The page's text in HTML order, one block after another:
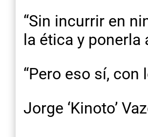
“Sin incurrir en
la ética y
“Pero eso sí, con
Jorge ‘Kinoto’